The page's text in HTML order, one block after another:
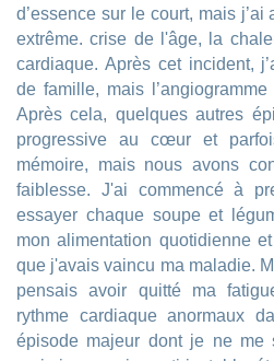
d’essence sur le court, mais
extrême. crise de l'âge, la
cardiaque. Après cet incident,
de famille, mais
Après cela, quelques autres
progressive au cœur et
mémoire, mais nous avons
faiblesse. J'ai commencé à
essayer chaque soupe et
mon alimentation quotidienne
que j'avais vaincu ma maladie.
pensais avoir quitté ma
rythme cardiaque anormaux
épisode majeur dont je ne me